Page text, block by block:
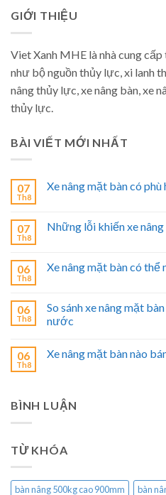
GIỚI THIỆU
Viet Xanh MHE là nhà cung
như bộ nguồn thủy lực, xi lanh
nâng thủy lực, xe nâng bàn, xe
thủy lực.
BÀI VIẾT MỚI NHẤT
07
Th8
Xe nâng mặt bàn có
07
Th8
Những lỗi khiến xe
06
Th8
Xe nâng mặt bàn có thể
06
Th8
So sánh xe nâng mặt
nước
06
Th8
Xe nâng mặt bàn nào
BÌNH LUẬN
TỪ KHÓA
bàn nâng 500kg cao 900mm bàn